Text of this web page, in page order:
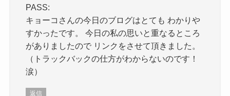
PASS:
キョーコさんの今日のブログはとても わかりや
すかったです。 今日の私の思いと重なるところ
がありましたので リンクをさせて頂きました。
（トラックバックの仕方がわからないのです！
涙）
返信